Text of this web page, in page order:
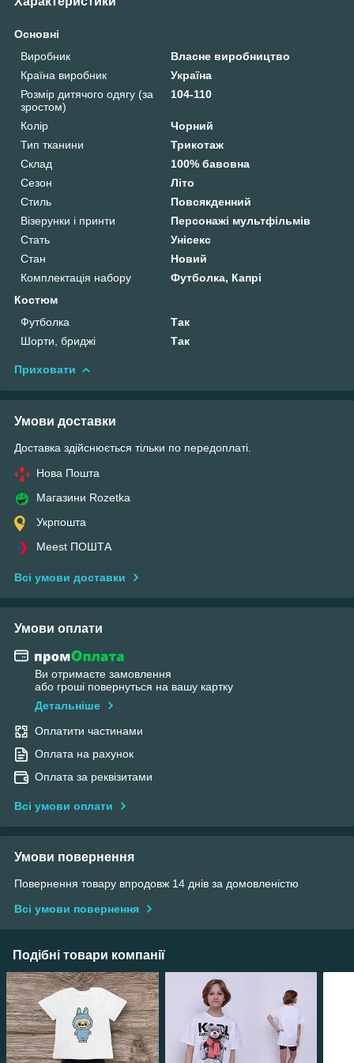
Основні
Виробник
Власне виробництво
Країна виробник
Україна
Розмір дитячого одягу (за
зростом)
104-110
Колір
Чорний
Тип тканини
Трикотаж
Склад
100% бавовна
Сезон
Літо
Стиль
Повсякденний
Візерунки і принти
Персонажі мультфільмів
Стать
Унісекс
Стан
Новий
Комплектація набору
Футболка, Капрі
Костюм
Футболка
Так
Шорти, бриджі
Так
Приховати
Умови доставки
Доставка здійснюється тільки по передоплаті.
Нова Пошта
Магазини Rozetka
Укрпошта
Meest ПОШТА
Всі умови доставки
Умови оплати
Ви отримаєте замовлення
або гроші повернуться на вашу картку
Детальніше
Оплатити частинами
Оплата на рахунок
Оплата за реквізитами
Всі умови оплати
Умови повернення
Повернення товару впродовж 14 днів за домовленістю
Всі умови повернення
Подібні товари компанії